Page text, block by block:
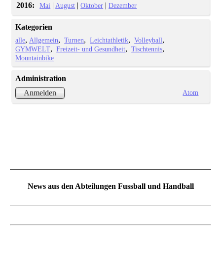
2016: Mai | August |Oktober |Dezember
Kategorien
alle Allgemein Turnen Leichtathletik
Volleyball
GYMWELT
Freizeit- und Gesundheit
Tischtennis
Mountainbike
Administration
Anmelden
Atom
News aus den Abteilungen Fussball und Handball